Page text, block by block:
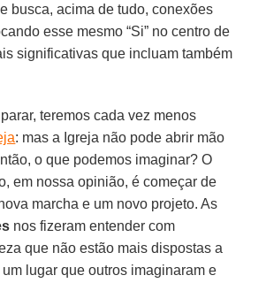
busca, acima de tudo, conexões
esse mesmo “Si” no centro de
significativas que incluam também
teremos cada vez menos
: mas a Igreja não pode abrir mão
o que podemos imaginar? O
em nossa opinião, é começar de
marcha e um novo projeto. As
nos fizeram entender com
que não estão mais dispostas a
lugar que outros imaginaram e